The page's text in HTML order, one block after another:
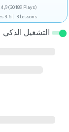
4,9(30189 Plays)
3-6 | 3 Lessons